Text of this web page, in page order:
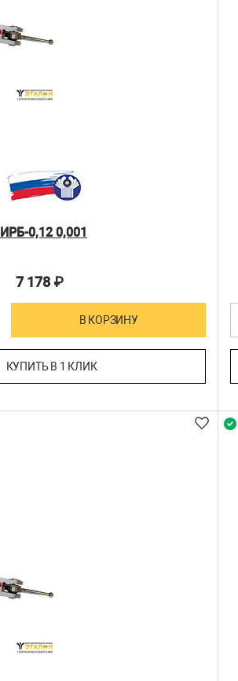
ИРБ-0,12 0,001
7 178 ₽
В КОРЗИНУ
КУПИТЬ В 1 КЛИК